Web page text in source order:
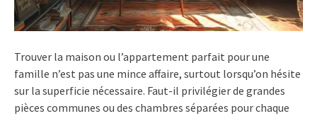
Trouver la maison ou l’appartement parfait pour une
famille n’est pas une mince affaire, surtout lorsqu’on hésite
sur la superficie nécessaire. Faut-il privilégier de grandes
pièces communes ou des chambres séparées pour chaque